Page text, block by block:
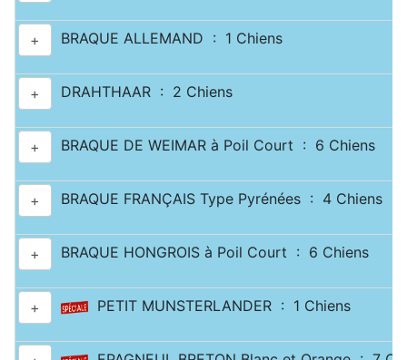
+ BRAQUE ALLEMAND : 1 Chiens
+ DRAHTHAAR : 2 Chiens
+ BRAQUE DE WEIMAR à Poil Court : 6 Chiens
+ BRAQUE FRANÇAIS Type Pyrénées : 4 Chiens
+ BRAQUE HONGROIS à Poil Court : 6 Chiens
+ PETIT MUNSTERLANDER : 1 Chiens